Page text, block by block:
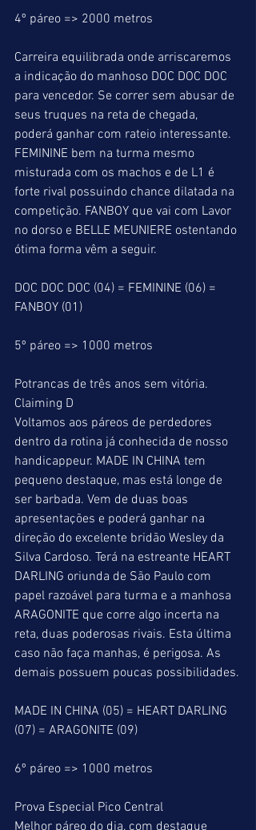
4º páreo => 2000 metros
Carreira equilibrada onde arriscaremos
a indicação do manhoso DOC DOC DOC
para vencedor. Se correr sem abusar de
seus truques na reta de chegada,
poderá ganhar com rateio interessante.
FEMININE bem na turma mesmo
misturada com os machos e de L1 é
forte rival possuindo chance dilatada na
competição. FANBOY que vai com Lavor
no dorso e BELLE MEUNIERE ostentando
ótima forma vêm a seguir.
DOC DOC DOC (04) = FEMININE (06) =
FANBOY (01)
5º páreo => 1000 metros
Potrancas de três anos sem vitória.
Claiming D
Voltamos aos páreos de perdedores
dentro da rotina já conhecida de nosso
handicappeur. MADE IN CHINA tem
pequeno destaque, mas está longe de
ser barbada. Vem de duas boas
apresentações e poderá ganhar na
direção do excelente bridão Wesley da
Silva Cardoso. Terá na estreante HEART
DARLING oriunda de São Paulo com
papel razoável para turma e a manhosa
ARAGONITE que corre algo incerta na
reta, duas poderosas rivais. Esta última
caso não faça manhas, é perigosa. As
demais possuem poucas possibilidades.
MADE IN CHINA (05) = HEART DARLING
(07) = ARAGONITE (09)
6º páreo => 1000 metros
Prova Especial Pico Central
Melhor páreo do dia, com destaque